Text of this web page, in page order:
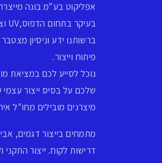
אפליקוט בע"מ בונה
בעיקר בתחום הדפוס,UV וציפויים (COATINGS).
פיתוח וייצור.
נוכל לסייע לכם במציאת
שלכם על בסיס ייצור
מיצרנים מובילים מחו"ל
מתמחים בייצור דגמים,
דרישות לקוח. ייצור